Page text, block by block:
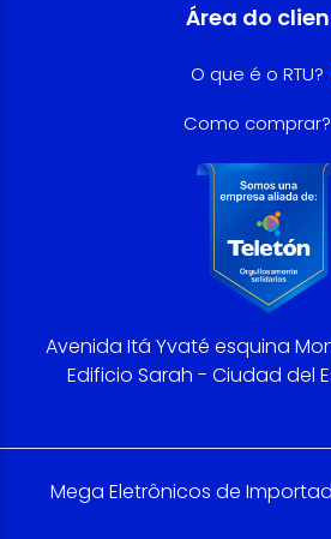
Área do
O que é o RTU?
Como comprar?
Avenida Itá Yvaté esquina
Edificio Sarah - Ciudad del
Mega Eletrônicos de